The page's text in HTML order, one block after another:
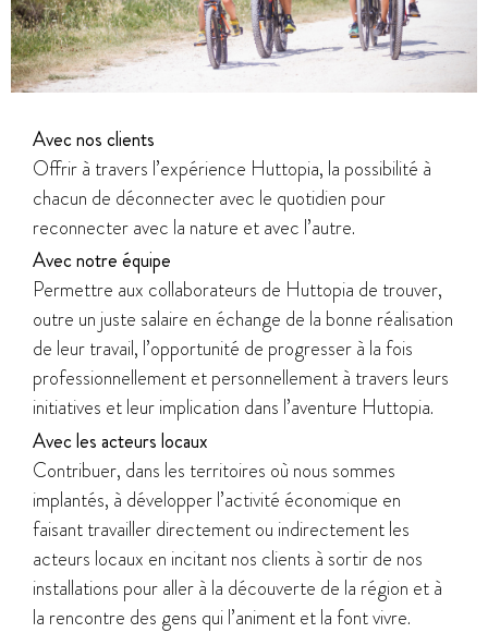
Avec nos clients
Offrir à travers l’expérience Huttopia, la possibilité à
chacun de déconnecter avec le quotidien pour
reconnecter avec la nature et avec l’autre.
Avec notre équipe
Permettre aux collaborateurs de Huttopia de trouver,
outre un juste salaire en échange de la bonne réalisation
de leur travail, l’opportunité de progresser à la fois
professionnellement et personnellement à travers leurs
initiatives et leur implication dans l’aventure Huttopia.
Avec les acteurs locaux
Contribuer, dans les territoires où nous sommes
implantés, à développer l’activité économique en
faisant travailler directement ou indirectement les
acteurs locaux en incitant nos clients à sortir de nos
installations pour aller à la découverte de la région et à
la rencontre des gens qui l’animent et la font vivre.